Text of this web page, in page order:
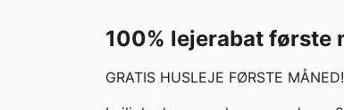
100% lejerabat første
GRATIS HUSLEJE FØRSTE MÅNED!